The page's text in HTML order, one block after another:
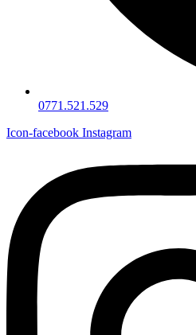
0771.521.529
Icon-facebook Instagram